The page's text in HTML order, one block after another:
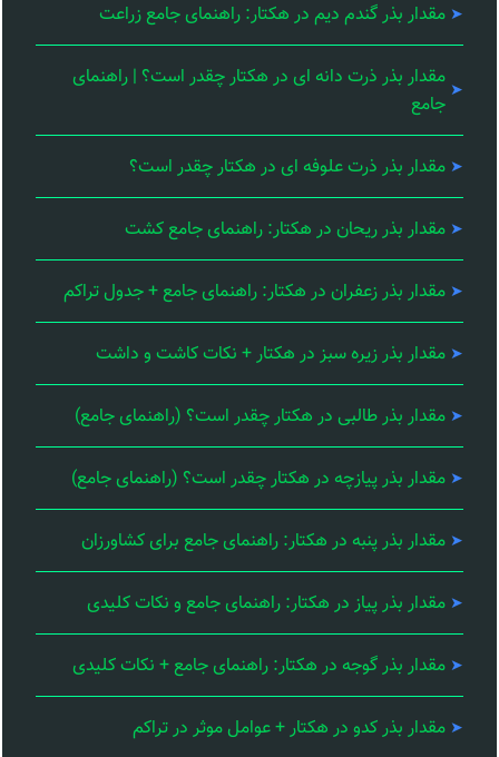
مقدار بذر گندم دیم در هکتار: راهنمای جامع زراعت
مقدار بذر ذرت دانه ای در هکتار چقدر است؟ | راهنمای
جامع
مقدار بذر ذرت علوفه ای در هکتار چقدر است؟
مقدار بذر ریحان در هکتار: راهنمای جامع کشت
مقدار بذر زعفران در هکتار: راهنمای جامع + جدول تراکم
مقدار بذر زیره سبز در هکتار + نکات کاشت و داشت
مقدار بذر طالبی در هکتار چقدر است؟ (راهنمای جامع)
مقدار بذر پیازچه در هکتار چقدر است؟ (راهنمای جامع)
مقدار بذر پنبه در هکتار: راهنمای جامع برای کشاورزان
مقدار بذر پیاز در هکتار: راهنمای جامع و نکات کلیدی
مقدار بذر گوجه در هکتار: راهنمای جامع + نکات کلیدی
مقدار بذر کدو در هکتار + عوامل موثر در تراکم